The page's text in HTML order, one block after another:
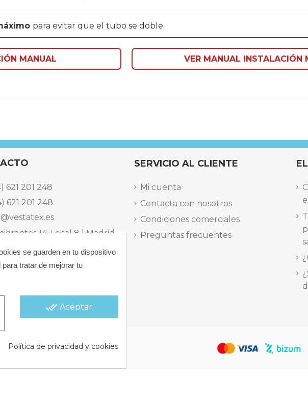
para evitar que el tubo se doble.
MANUAL VER MANUAL INSTALACIÓN
Recoger o estirar la manta térmica
621 201 248
621 201 248
14, Local 8 | Madrid,
dels Musics, 11 | Alicante,
SERVICIO AL CLIENTE
Mi cuenta
Contacta con nosotros
Condiciones comerciales
Preguntas frecuentes
| Política de Cookies |
Política
se guarden en tu dispositivo
tratar de mejorar tu
done_all Aceptar
Política de privacidad y cookies